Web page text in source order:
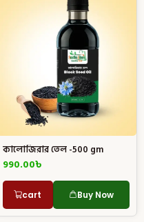
কালোজিরার তেল -500 gm
990.00৳
cart Buy Now